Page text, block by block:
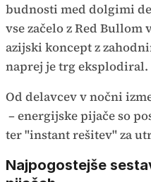
budnosti med dolgimi
vse začelo z Red
azijski koncept z
naprej je trg eksplodiral.
Od delavcev v nočni
– energijske pijače so
ter "instant rešitev" za
Najpogostejše